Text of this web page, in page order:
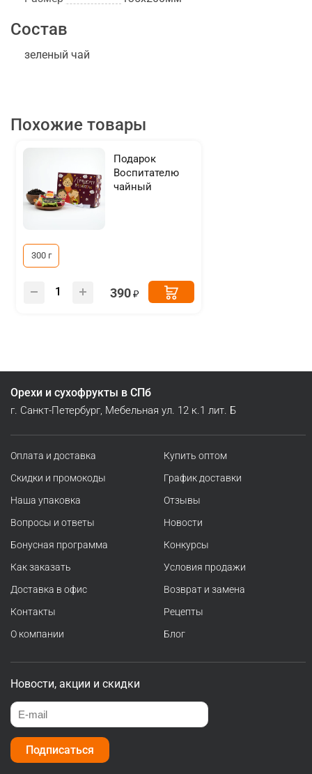
Состав
зеленый чай
Похожие товары
Подарок
Воспитателю
чайный
300 г
390
Орехи и сухофрукты в СПб
г. Санкт-Петербург, Мебельная ул. 12 к.1 лит. Б
Оплата и доставка
Скидки и промокоды
Наша упаковка
Вопросы и ответы
Бонусная программа
Как заказать
Доставка в офис
Контакты
О компании
Купить оптом
График доставки
Отзывы
Новости
Конкурсы
Условия продажи
Возврат и замена
Рецепты
Блог
Новости, акции и скидки
Подписаться